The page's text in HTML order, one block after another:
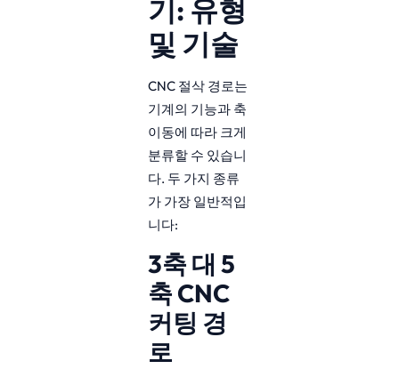
기: 유형
및 기술
CNC 절삭 경로는
기계의 기능과 축
이동에 따라 크게
분류할 수 있습니
다. 두 가지 종류
가 가장 일반적입
니다:
3축 대 5
축 CNC
커팅 경
로